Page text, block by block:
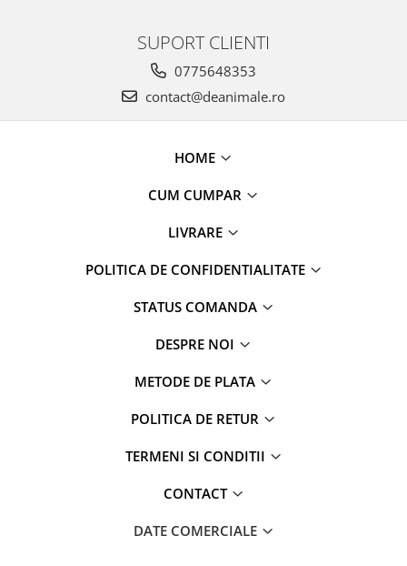
SUPORT CLIENTI
0775648353
contact@deanimale.ro
HOME
CUM CUMPAR
LIVRARE
POLITICA DE CONFIDENTIALITATE
STATUS COMANDA
DESPRE NOI
METODE DE PLATA
POLITICA DE RETUR
TERMENI SI CONDITII
CONTACT
DATE COMERCIALE